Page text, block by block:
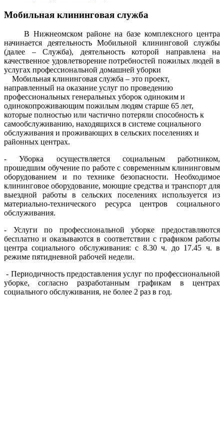
Мобильная клининговая служба
В Нижнеомском районе на базе комплексного центра
начинается деятельность Мобильной клининговой службы
(далее – Служба), деятельность которой направлена на
качественное удовлетворение потребностей пожилых людей в
услугах профессиональной домашней уборки
Мобильная клининговая служба – это проект,
направленный на оказание услуг по проведению
профессиональных генеральных уборок одиноким и
одинокопроживающим пожилым людям старше 65 лет,
которые полностью или частично потеряли способность к
самообслуживанию, находящихся в системе социального
обслуживания и проживающих в сельских поселениях и
районных центрах.
- Уборка осуществляется
социальным работником,
прошедшим обучение по работе с современным клининговым
оборудованием и по технике безопасности. Необходимое
клининговое оборудование, моющие средства и транспорт для
выездной работы в сельских поселениях используется из
материально-технического ресурса центров социального
обслуживания.
- Услуги по профессиональной уборке предоставляются
бесплатно и оказываются в соответствии с графиком работы
центра социального обслуживания: с 8.30 ч. до 17.45 ч. в
режиме пятидневной рабочей недели.
- Периодичность предоставления услуг по профессиональной
уборке, согласно разработанным графикам в центрах
социального обслуживания, не более 2 раз в год.